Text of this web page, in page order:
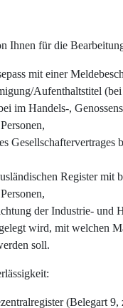
Ihnen für die
mit einer
Aufenthaltstitel
im Handels-,
Register mit
der Industrie- und
wird, mit welchen
soll.
(Belegart